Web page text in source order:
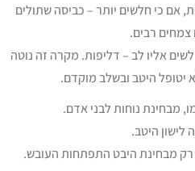
אם כי חלשים יותר – כביסה שתולים
צמחים רבים.
אליו לב – דליפות. מקרה זה נוטה
היטב ובשלב מוקדם.
מבחינת נוחות לבני אדם.
היטב.
מבחינת היבט התפתחות העובש.